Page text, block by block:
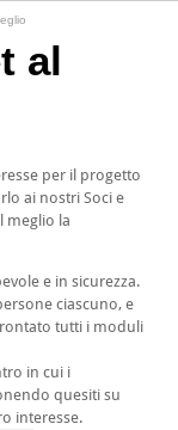
al
per il progetto
ai nostri Soci e
meglio la
e in sicurezza.
ciascuno, e
tutti i moduli
in cui i
quesiti su
interesse.